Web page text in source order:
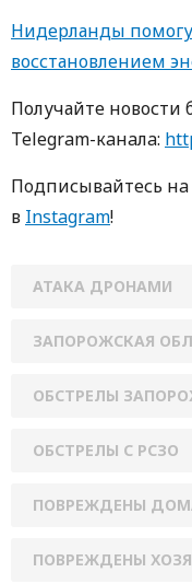
Нидерланды
восстановлением
Получайте
Telegram-кaнaлa:
Пoдписывaйтесь
в Instagram!
АТАКА ДРОНАМИ
ЗАПОРОЖСКАЯ
ОБСТРЕЛЫ
ОБСТРЕЛЫ С РСЗО
ПОВРЕЖДЕНЫ
ПОВРЕЖДЕНЫ